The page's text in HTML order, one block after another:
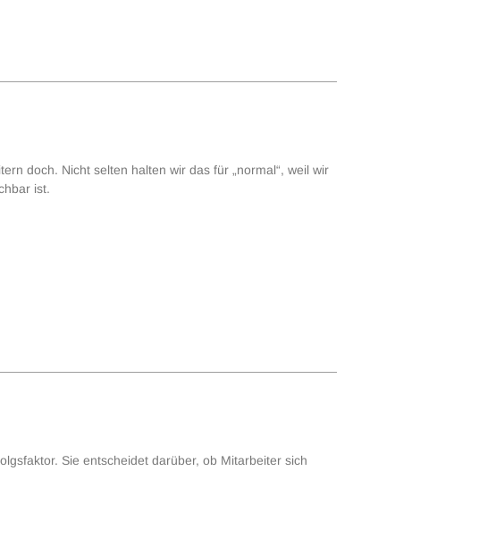
doch. Nicht selten halten wir das für „normal“, weil wir
ist.
Sie entscheidet darüber, ob Mitarbeiter sich